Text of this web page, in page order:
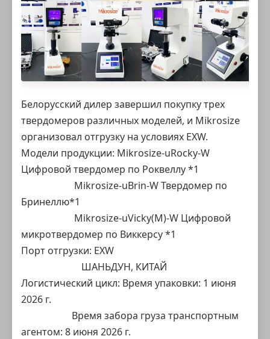
Белорусский дилер завершил покупку трех
твердомеров различных моделей, и Mikrosize
организовал отгрузку на условиях EXW.
Модели продукции: Mikrosize-uRocky-W
Цифровой твердомер по Роквеллу*1
Mikrosize-uBrin-W Твердомер по
Бринеллю*1
Mikrosize-uVicky(M)-W Цифровой
микротвердомер по Виккерсу*1
Порт отгрузки: EXW
ШАНЬДУН, КИТАЙ
Логистический цикл: Время упаковки: 1 июня
2026 г.
Время забора груза транспортным
агентом: 8 июня 2026 г.